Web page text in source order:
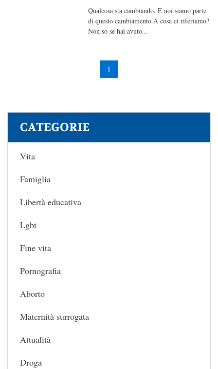
Qualcosa sta cambiando. E noi siamo parte
di questo cambiamento.A cosa ci riferiamo?
Non so se hai avuto...
1
CATEGORIE
Vita
Famiglia
Libertà educativa
Lgbt
Fine vita
Pornografia
Aborto
Maternità surrogata
Attualità
Droga